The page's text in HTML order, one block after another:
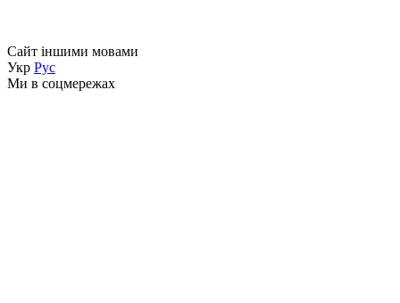
Сайт іншими мовами
Укр Рус
Ми в соцмережах